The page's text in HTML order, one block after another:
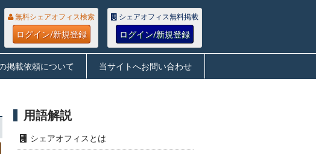
無料シェアオフィス検索
ログイン/新規登録
シェアオフィス無料掲載
ログイン/新規登録
掲載依頼について 当サイトへお問い合わせ
用語解説
シェアオフィスとは